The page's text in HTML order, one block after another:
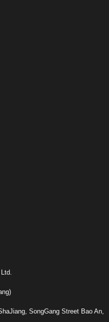
SongGang Street Bao An,